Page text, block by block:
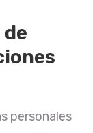
personales